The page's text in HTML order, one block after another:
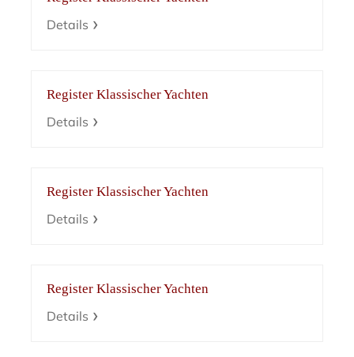
Details
Register Klassischer Yachten
Details
Register Klassischer Yachten
Details
Register Klassischer Yachten
Details